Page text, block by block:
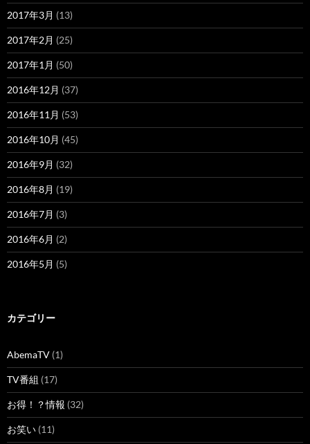
2017年3月 (13)
2017年2月 (25)
2017年1月 (50)
2016年12月 (37)
2016年11月 (53)
2016年10月 (45)
2016年9月 (32)
2016年8月 (19)
2016年7月 (3)
2016年6月 (2)
2016年5月 (5)
カテゴリー
AbemaTV (1)
TV番組 (17)
お得！？情報 (32)
お笑い (11)